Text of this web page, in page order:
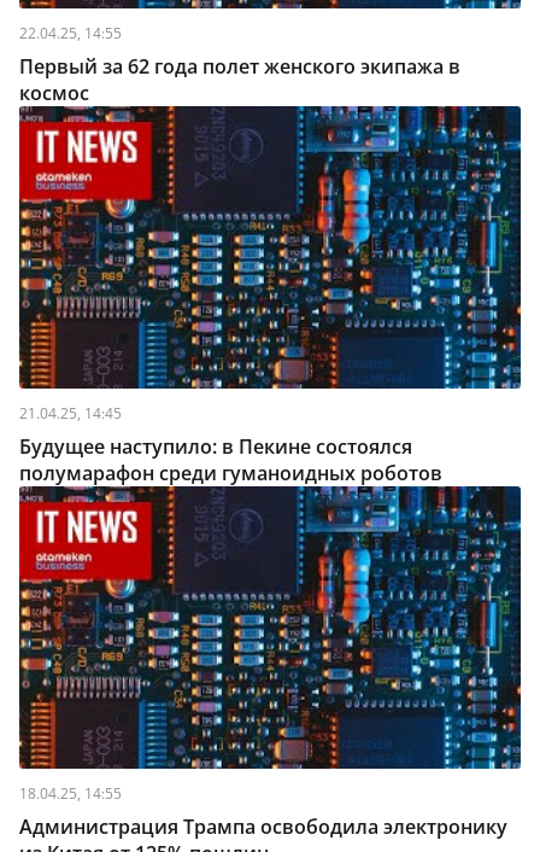
22.04.25, 14:55
Первый за 62 года полет женского экипажа в
космос
21.04.25, 14:45
Будущее наступило: в Пекине состоялся
полумарафон среди гуманоидных роботов
18.04.25, 14:55
Администрация Трампа освободила электронику